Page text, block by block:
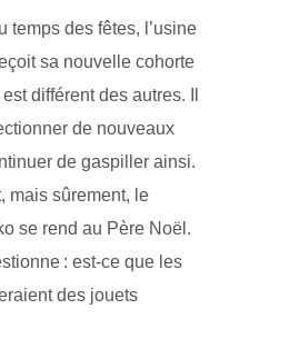
temps des fêtes, l’usine
sa nouvelle cohorte
différent des autres. Il
de nouveaux
de gaspiller ainsi.
mais sûrement, le
se rend au Père Noël.
: est-ce que les
des jouets